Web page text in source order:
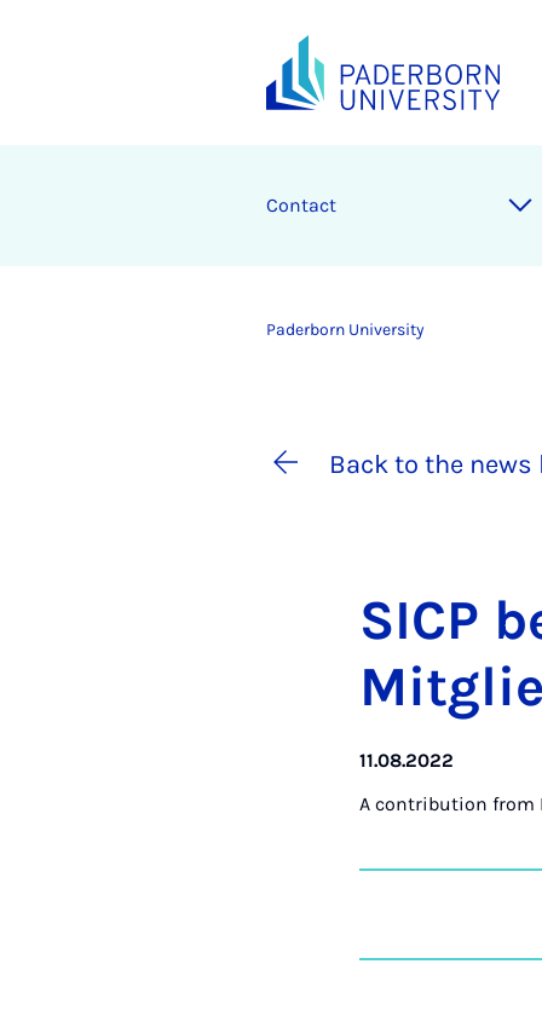
Contact
Paderborn University
Back to the
SICP
11.08.2022
A contribution from